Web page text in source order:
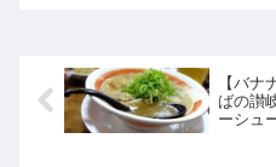
【バナ
ばの讃
ーシュ